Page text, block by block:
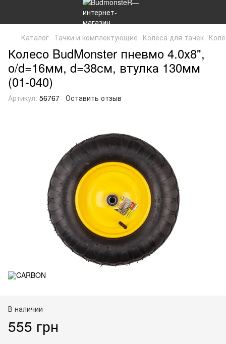
Каталог Тачки и комплектующие Колеса для тачек
Колесо BudMonster пневмо 4.0х8",
о/d=16мм, d=38см, втулка 130мм
(01-040)
Артикул: 56767 Оставить отзыв
В наличии
555 грн